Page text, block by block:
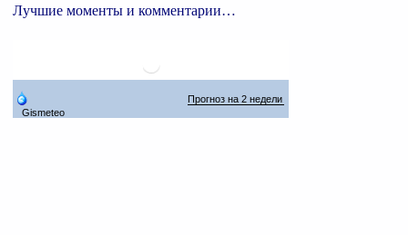
Лучшие моменты и комментарии…